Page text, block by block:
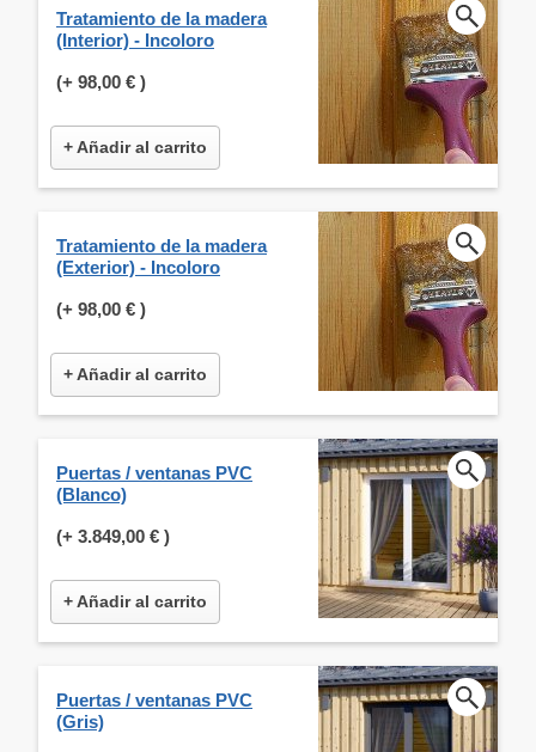
Tratamiento de la madera
(Interior) - Incoloro
(+ 98,00 € )
+ Añadir al carrito
Tratamiento de la madera
(Exterior) - Incoloro
(+ 98,00 € )
+ Añadir al carrito
Puertas / ventanas PVC
(Blanco)
(+ 3.849,00 € )
+ Añadir al carrito
Puertas / ventanas PVC
(Gris)